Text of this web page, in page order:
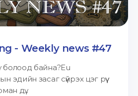
- Weekly news #47
болоод байна?Eu
эдийн засаг сүйрэх цэг рүү
дү...